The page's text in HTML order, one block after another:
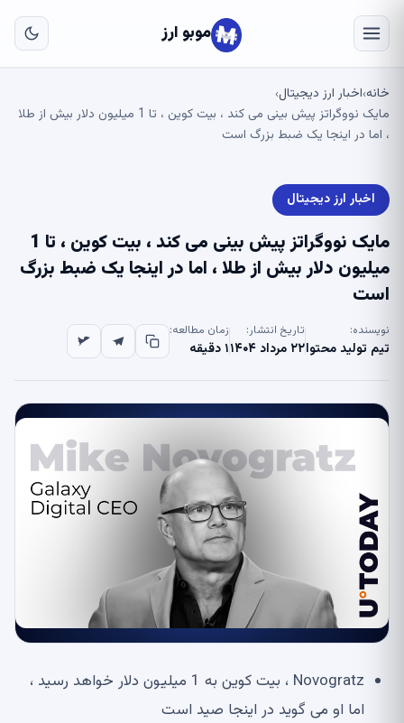
موبو ارز
خانه›اخبار ارز دیجیتال›
مایک نووگراتز پیش بینی می کند ، بیت کوین ، تا 1 میلیون دلار بیش از طلا
، اما در اینجا یک ضبط بزرگ است
اخبار ارز دیجیتال
مایک نووگراتز پیش بینی می کند ، بیت کوین ، تا 1
میلیون دلار بیش از طلا ، اما در اینجا یک ضبط بزرگ
است
نویسنده:
تیم تولید محتوا
تاریخ انتشار:
۲۲ مرداد ۱۴۰۴
زمان مطالعه:
۱ دقیقه
Novogratz ، بیت کوین به 1 میلیون دلار خواهد رسید ،
اما او می گوید در اینجا صید است